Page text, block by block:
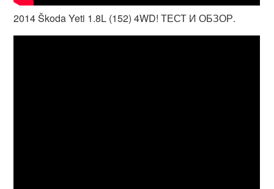
2014 Škoda Yeti 1.8L (152) 4WD! ТЕСТ И ОБЗОР.